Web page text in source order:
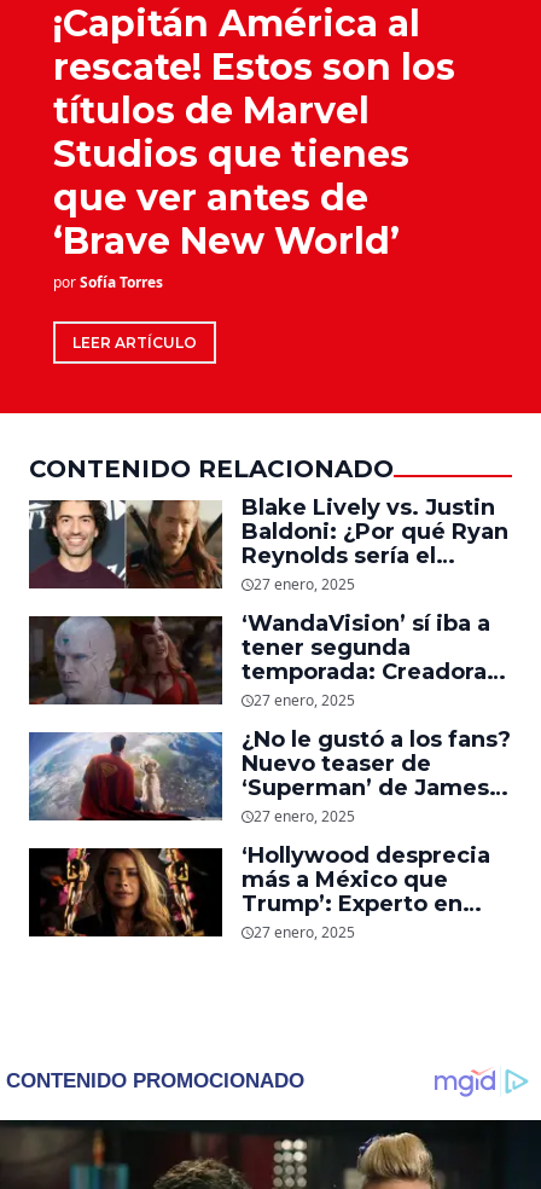
¡Capitán América al
rescate! Estos son los
títulos de Marvel
Studios que tienes
que ver antes de
‘Brave New World’
porSofía Torres
LEER ARTÍCULO
CONTENIDO RELACIONADO
Blake Lively vs. Justin
Baldoni: ¿Por qué Ryan
Reynolds sería el
supuesto ‘culpable’ de
actores?
27 enero, 2025
‘WandaVision’ sí iba a
tener segunda
temporada: Creadora
revela el porqué Marvel
Disney Plus
27 enero, 2025
¿No le gustó a los fans?
Nuevo teaser de
‘Superman’ de James
Gunn divide opiniones
27 enero, 2025
‘Hollywood desprecia
más a México que
Trump’: Experto en
cine opina sobre
27 enero, 2025